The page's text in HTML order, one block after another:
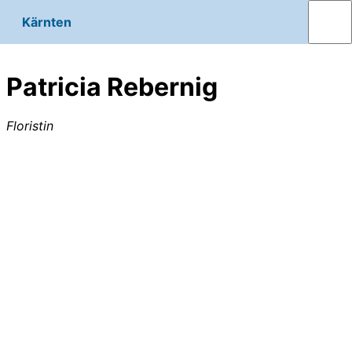
Kärnten
Patricia Rebernig
Floristin